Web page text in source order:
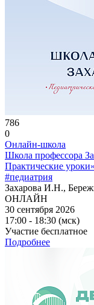
786
0
Онлайн-школа
Школа профессора
Практические уроки»
#педиатрия
Захарова И.Н.,
ОНЛАЙН
30 сентября 2026
17:00 - 18:30 (мск)
Участие бесплатное
Подробнее